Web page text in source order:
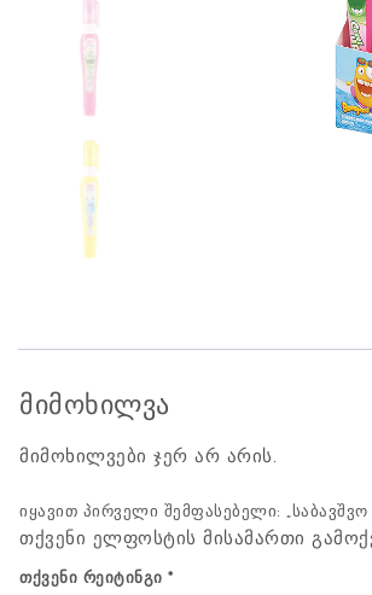
მიმოხილვა
მიმოხილვები ჯერ არ არის.
იყავით პირველი შემფასებელი:
თქვენი ელფოსტის მისამართი
თქვენი რეიტინგი *